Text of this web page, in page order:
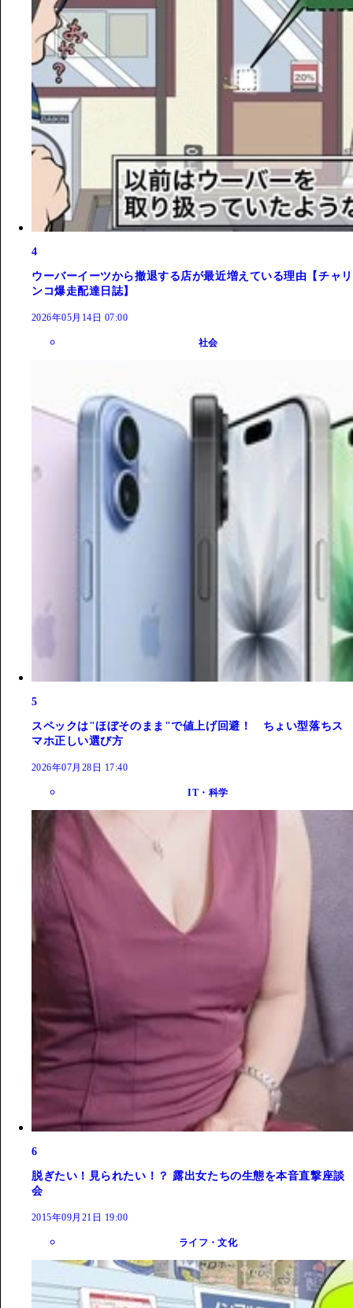
4
ウーバーイーツから撤退する店が最近増えている理由【チャリ
ンコ爆走配達日誌】
2026年05月14日 07:00
社会
5
スペックは"ほぼそのまま"で値上げ回避！ ちょい型落ちス
マホ正しい選び方
2026年07月28日 17:40
IT・科学
6
脱ぎたい！見られたい！？ 露出女たちの生態を本音直撃座談
会
2015年09月21日 19:00
ライフ・文化